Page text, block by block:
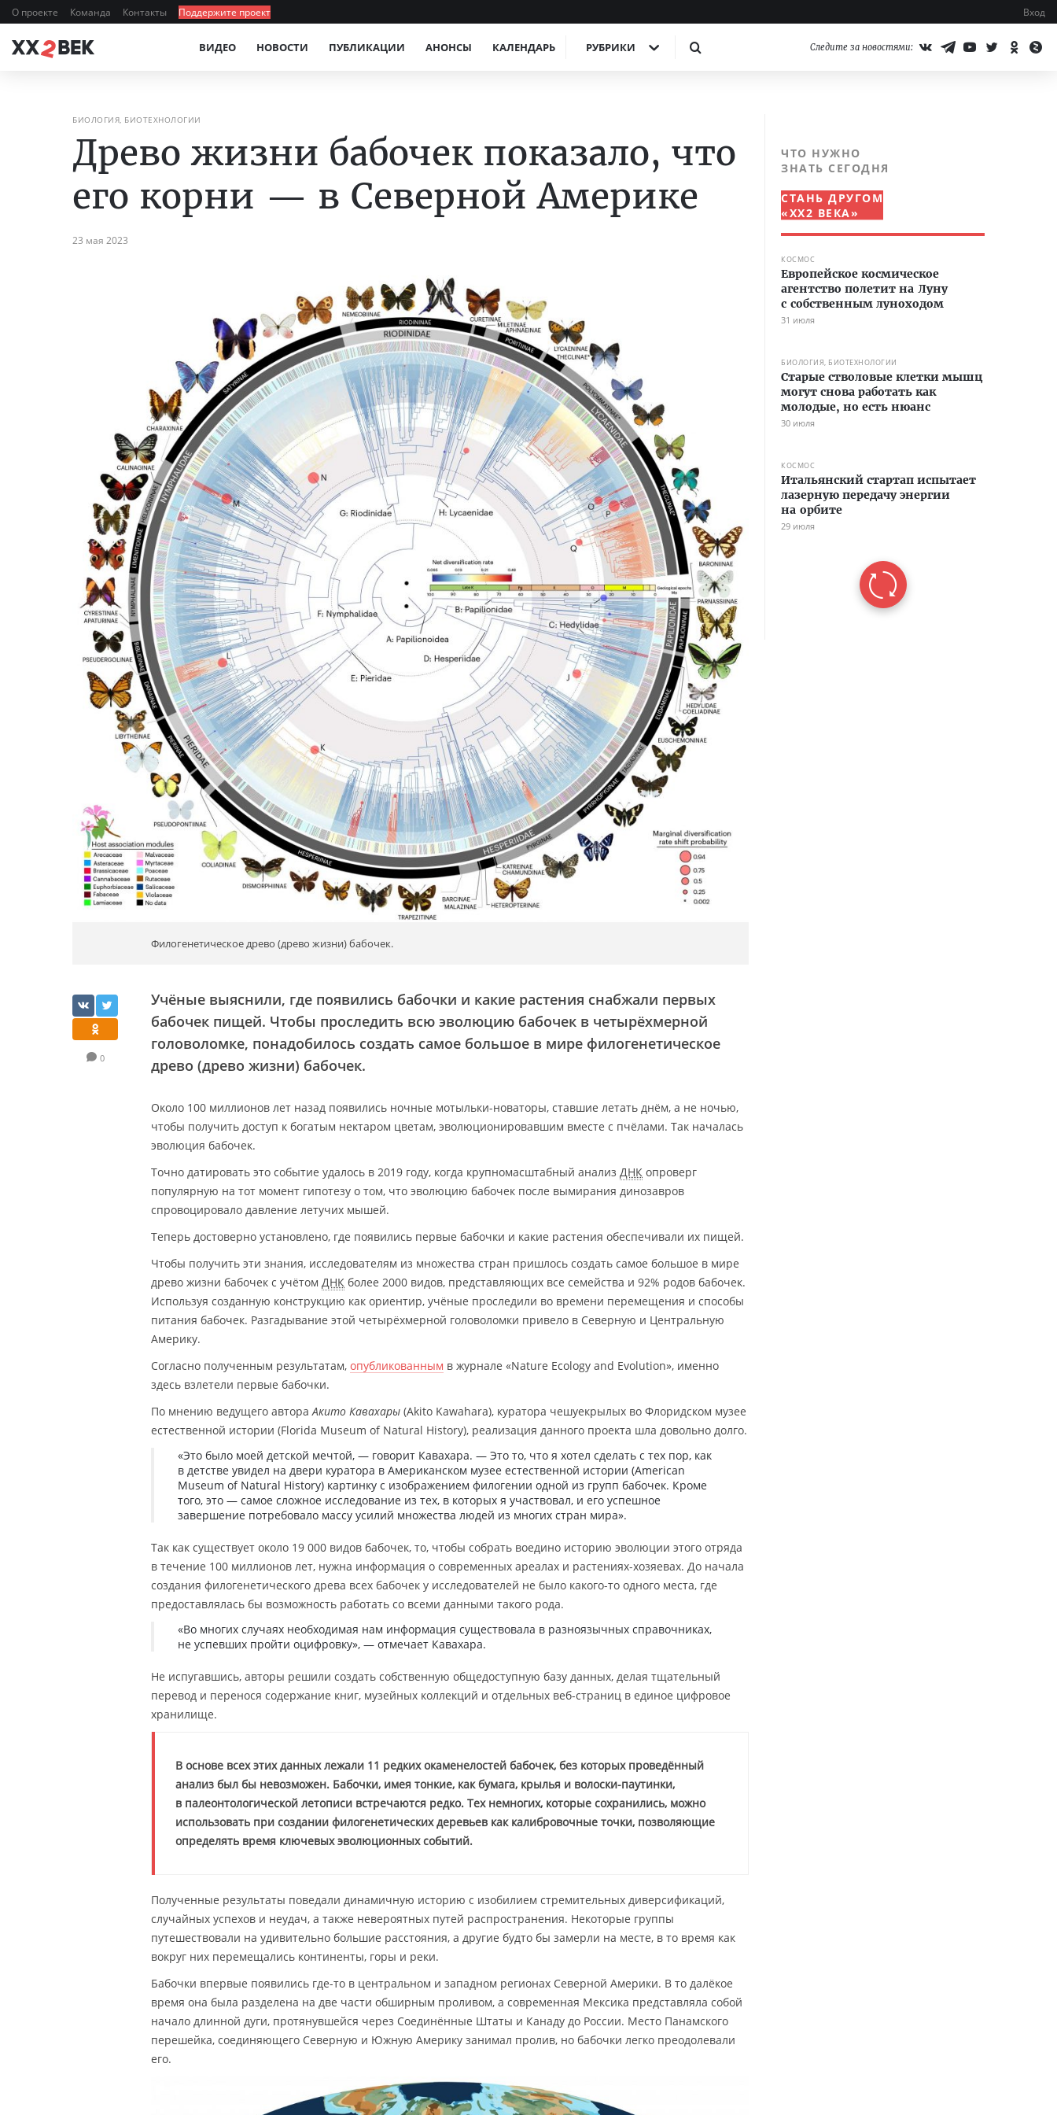
О проекте Команда Контакты Поддержите проект Вход
ВИДЕО НОВОСТИ ПУБЛИКАЦИИ АНОНСЫ КАЛЕНДАРЬ РУБРИКИ Следите за новостями:
БИОЛОГИЯ, БИОТЕХНОЛОГИИ
Древо жизни бабочек показало, что
его корни — в Северной Америке
23 мая 2023
Филогенетическое древо (древо жизни) бабочек.
0
Учёные выяснили, где появились бабочки и какие растения снабжали первых
бабочек пищей. Чтобы проследить всю эволюцию бабочек в четырёхмерной
головоломке, понадобилось создать самое большое в мире филогенетическое
древо (древо жизни) бабочек.
Около 100 миллионов лет назад появились ночные мотыльки-новаторы, ставшие летать днём, а не ночью,
чтобы получить доступ к богатым нектаром цветам, эволюционировавшим вместе с пчёлами. Так началась
эволюция бабочек.
Точно датировать это событие удалось в 2019 году, когда крупномасштабный анализ ДНК опроверг
популярную на тот момент гипотезу о том, что эволюцию бабочек после вымирания динозавров
спровоцировало давление летучих мышей.
Теперь достоверно установлено, где появились первые бабочки и какие растения обеспечивали их пищей.
Чтобы получить эти знания, исследователям из множества стран пришлось создать самое большое в мире
древо жизни бабочек с учётом ДНК более 2000 видов, представляющих все семейства и 92% родов бабочек.
Используя созданную конструкцию как ориентир, учёные проследили во времени перемещения и способы
питания бабочек. Разгадывание этой четырёхмерной головоломки привело в Северную и Центральную
Америку.
Согласно полученным результатам, опубликованным в журнале «Nature Ecology and Evolution», именно
здесь взлетели первые бабочки.
По мнению ведущего автораАкито Кавахары (Akito Kawahara), куратора чешуекрылых во Флоридском музее
естественной истории (Florida Museum of Natural History), реализация данного проекта шла довольно долго.
«Это было моей детской мечтой, — говорит Кавахара. — Это то, что я хотел сделать с тех пор, как
в детстве увидел на двери куратора в Американском музее естественной истории (American
Museum of Natural History) картинку с изображением филогении одной из групп бабочек. Кроме
того, это — самое сложное исследование из тех, в которых я участвовал, и его успешное
завершение потребовало массу усилий множества людей из многих стран мира».
Так как существует около 19 000 видов бабочек, то, чтобы собрать воедино историю эволюции этого отряда
в течение 100 миллионов лет, нужна информация о современных ареалах и растениях-хозяевах. До начала
создания филогенетического древа всех бабочек у исследователей не было какого-то одного места, где
предоставлялась бы возможность работать со всеми данными такого рода.
«Во многих случаях необходимая нам информация существовала в разноязычных справочниках,
не успевших пройти оцифровку», — отмечает Кавахара.
Не испугавшись, авторы решили создать собственную общедоступную базу данных, делая тщательный
перевод и перенося содержание книг, музейных коллекций и отдельных веб-страниц в единое цифровое
хранилище.
В основе всех этих данных лежали 11 редких окаменелостей бабочек, без которых проведённый
анализ был бы невозможен. Бабочки, имея тонкие, как бумага, крылья и волоски-паутинки,
в палеонтологической летописи встречаются редко. Тех немногих, которые сохранились, можно
использовать при создании филогенетических деревьев как калибровочные точки, позволяющие
определять время ключевых эволюционных событий.
Полученные результаты поведали динамичную историю с изобилием стремительных диверсификаций,
случайных успехов и неудач, а также невероятных путей распространения. Некоторые группы
путешествовали на удивительно большие расстояния, а другие будто бы замерли на месте, в то время как
вокруг них перемещались континенты, горы и реки.
Бабочки впервые появились где-то в центральном и западном регионах Северной Америки. В то далёкое
время она была разделена на две части обширным проливом, а современная Мексика представляла собой
начало длинной дуги, протянувшейся через Соединённые Штаты и Канаду до России. Место Панамского
перешейка, соединяющего Северную и Южную Америку занимал пролив, но бабочки легко преодолевали
его.
ЧТО НУЖНО
ЗНАТЬ СЕГОДНЯ
СТАНЬ ДРУГОМ
«XX2 ВЕКА»
КОСМОС
Европейское космическое
агентство полетит на Луну
с собственным луноходом
31 июля
БИОЛОГИЯ, БИОТЕХНОЛОГИИ
Старые стволовые клетки мышц
могут снова работать как
молодые, но есть нюанс
30 июля
КОСМОС
Итальянский стартап испытает
лазерную передачу энергии
на орбите
29 июля